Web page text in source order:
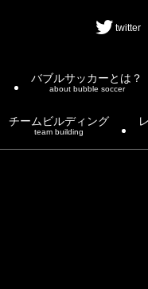
twitter
バブルサッカーとは？
about bubble soccer
チームビルディング
team building